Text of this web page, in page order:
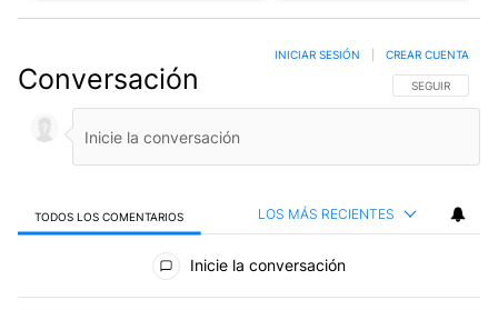
Conversación SIGA ESTA
SEGUIR
INICIAR SESIÓN CREAR CUENTA
TODOS LOS COMENTARIOS LOS MÁS RECIENTES
Todos los comentarios
Inicie la conversación